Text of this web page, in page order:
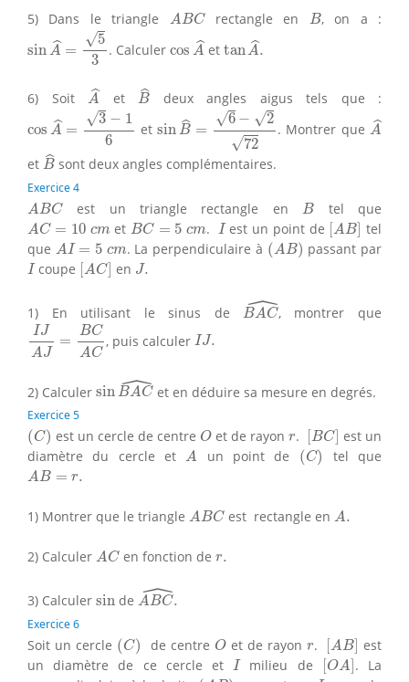
5) Dans le triangle ABC
A BC rectangle en B
B, on a :
sin ˆ
A =
√5
3
sin A^=5 3
. Calculer cos ˆ
A
A^
et tan ˆ
A.
A^
6) Soit ˆ
A
A^
et ˆ
B
B^
deux angles aigus tels que :
cos ˆ
A =
√3 − 1
6
cos A^= −1 6
etsin ˆ
B =
√6 − √2
√72
sinB^ 6−272
. Montrer que ˆ
A
A^
et ˆ
B
B^
sont deux angles complémentaires.
Exercice 4
ABC
A BC est un triangle rectangle enB
B tel que
AC = 10 cm
AC= 10cm etBC = 5 cm
BC= 5cm . I
Iest un point de [AB
[ A B] tel
que AI = 5 cm
A = m . La perpendiculaire à (AB)
(AB) passant par
IIcoupe [AC]
[ AC] en J.
.
1) En utilisant le sinus de ˆ
BAC
BAC^
, montrer que
IJ
AJ
=
BC
AC
IJAJ=B AC
, puis calculer IJ.
IJ.
2) Calculer sin ˆ
BAC
BAC^
et en déduire sa mesure en degrés.
Exercice 5
(C)
(C) est un cercle de centre O
Oet de rayonr
r. [BC]
[BC] est un
diamètre du cercle etA
A un point de (C)
(C) tel que
AB = r.
A B=
1) Montrer que le triangle ABC
A BC est rectangle en A.
A
2) Calculer AC
ACen fonction de r.
r.
3) Calculer sin
sin de ˆ
ABC.
ABC^
Exercice 6
Soit un cercle (C)
(C) de centre O
Oet de rayon r
r. [AB]
[ A B] est
un diamètre de ce cercle etIImilieu de OA
[O A]. La